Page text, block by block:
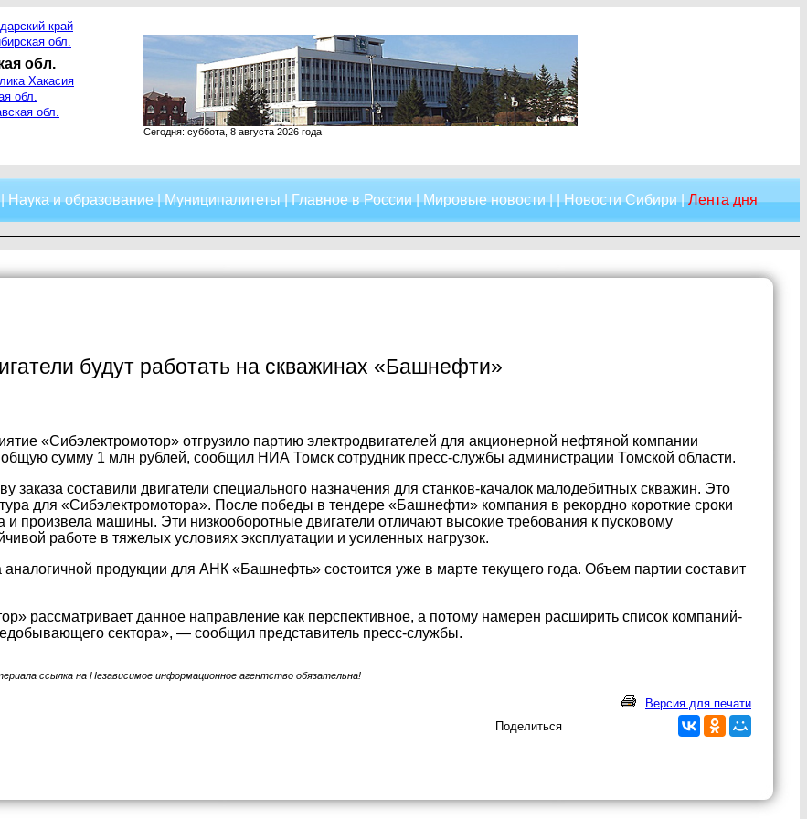
край
обл.
обл.
Хакасия
обл.
обл.
Сегодня: суббота, 8 августа 2026 года
Наука и образование|Муниципалитеты|Главное в России|Мировые новости| |Новости Сибири|Лента дня
будут работать на скважинах «Башнефти»
«Сибэлектромотор» отгрузило партию электродвигателей для акционерной нефтяной компании
сумму 1 млн рублей, сообщил НИА Томск сотрудник пресс-службы администрации Томской области.
заказа составили двигатели специального назначения для станков-качалок малодебитных скважин. Это
для «Сибэлектромотора». После победы в тендере «Башнефти» компания в рекордно короткие сроки
и произвела машины. Эти низкооборотные двигатели отличают высокие требования к пусковому
работе в тяжелых условиях эксплуатации и усиленных нагрузок.
аналогичной продукции для АНК «Башнефть» состоится уже в марте текущего года. Объем партии составит
рассматривает данное направление как перспективное, а потому намерен расширить список компаний-
сектора», — сообщил представитель пресс-службы.
ссылка на Независимое информационное агентство обязательна!
Версия для печати
Поделиться